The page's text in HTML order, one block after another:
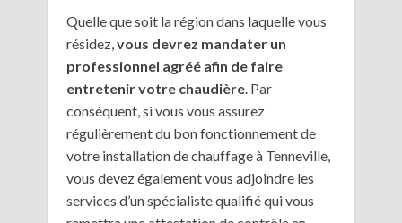
Quelle que soit la région dans laquelle vous
résidez,vous devrez mandater un
professionnel agréé afin de faire
entretenir votre chaudière. Par
conséquent, si vous vous assurez
régulièrement du bon fonctionnement de
votre installation de chauffage à Tenneville,
vous devez également vous adjoindre les
services d’un spécialiste qualifié qui vous